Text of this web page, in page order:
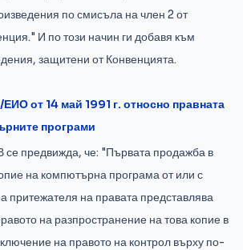
по смисъла на член 2 от
И по този начин ги добавя към
защитени от Конвенцията.
от 14 май 1991 г. относно правната
програми
се предвижда, че: "Първата продажба в
на компютърна програма от или с
притежателя на правата представлява
на разпространение на това копие в
на правото на контрол върху по-